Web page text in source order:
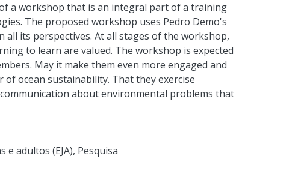
a workshop that is an integral part of a training
The proposed workshop uses Pedro Demo's
all its perspectives. At all stages of the workshop,
to learn are valued. The workshop is expected
May it make them even more engaged and
ocean sustainability. That they exercise
about environmental problems that
e adultos (EJA), Pesquisa